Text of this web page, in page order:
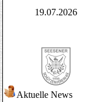
19.07.2026
Aktuelle News